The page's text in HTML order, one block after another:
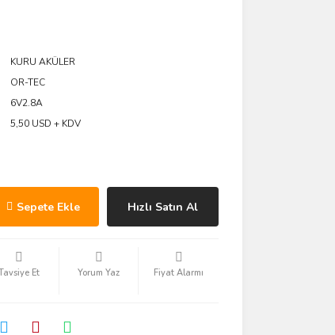
KURU AKÜLER
OR-TEC
6V2.8A
5,50 USD + KDV
Sepete Ekle Hızlı Satın Al
Et Yorum Yaz Fiyat Alarmı